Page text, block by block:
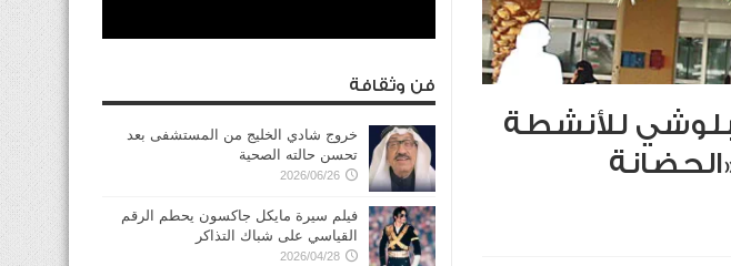
للأنشطة
فن وثقافة
خروج شادي الخليج من المستشفى بعد
تحسن حالته الصحية
2026/06/26
فيلم سيرة مايكل جاكسون يحطم الرقم
القياسي على شباك التذاكر
2026/04/28